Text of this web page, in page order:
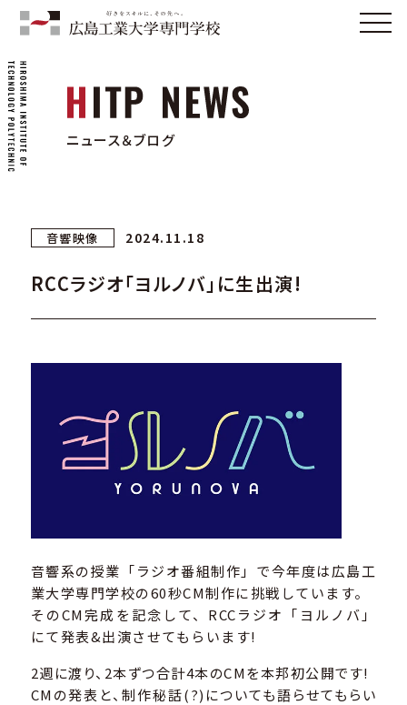
ニュース＆ブログ
音響映像 2024.11.18
RCCラジオ「ヨルノバ」に生出演!
音響系の授業「ラジオ番組制作」で今年度は広島工
業大学専門学校の60秒CM制作に挑戦しています。
そのCM完成を記念して、RCCラジオ「ヨルノバ」
にて発表&出演させてもらいます!
2週に渡り、2本ずつ合計4本のCMを本邦初公開です!
CMの発表と、制作秘話(?)についても語らせてもらい